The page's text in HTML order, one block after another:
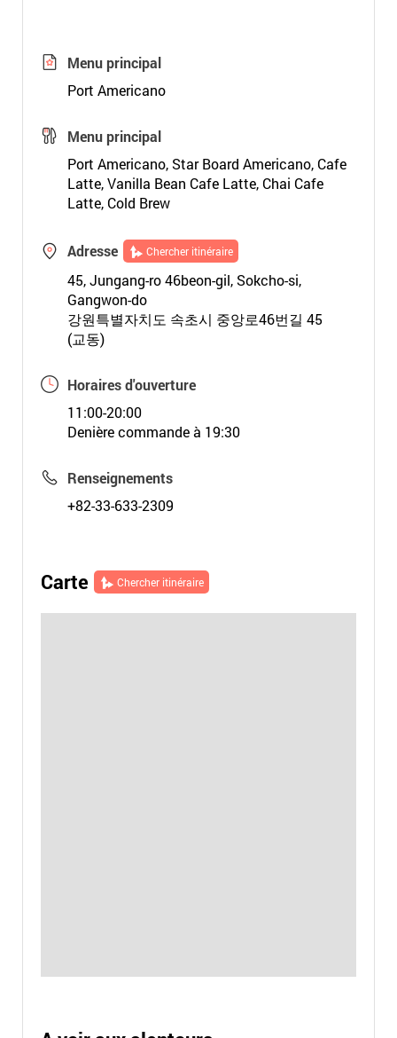
Menu principal
Port Americano
Menu principal
Port Americano, Star Board Americano, Cafe
Latte, Vanilla Bean Cafe Latte, Chai Cafe
Latte, Cold Brew
Adresse Chercher itinéraire
45, Jungang-ro 46beon-gil, Sokcho-si,
Gangwon-do
강원특별자치도 속초시 중앙로46번길 45
(교동)
Horaires d'ouverture
11:00-20:00
Denière commande à 19:30
Renseignements
+82-33-633-2309
Carte Chercher itinéraire